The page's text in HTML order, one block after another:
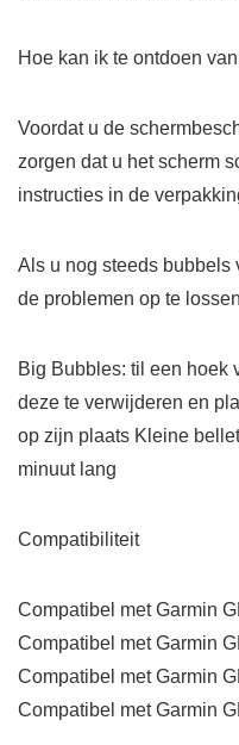
Hoe kan ik te ontdoen
Voordat u de
zorgen dat u het scherm
instructies in de
Als u nog steeds bubbels
de problemen op te lossen
Big Bubbles: til een hoek
deze te verwijderen en
op zijn plaats Kleine
minuut lang
Compatibiliteit
Compatibel met Garmin
Compatibel met Garmin
Compatibel met Garmin
Compatibel met Garmin